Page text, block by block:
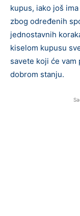
kupus, iako još
zbog određenih
jednostavnih
kiselom kupusu
savete koji će vam
dobrom stanju.